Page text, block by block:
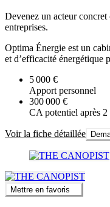
Devenez un acteur
entreprises.
Optima Énergie est un
et d’efficacité énergétique
5 000 €
Apport personnel
300 000 €
CA potentiel après 2
Voir la fiche détaillée
Mettre en favoris